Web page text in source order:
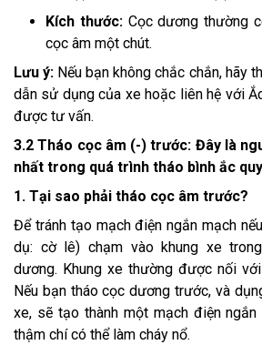
Kích thước:Cọc dương thường
cọc âm một chút.
Lưu ý: Nếu bạn không chắc chắn, hãy
dẫn sử dụng của xe hoặc liên hệ với
được tư vấn.
3.2 Tháo cọc âm (-) trước: Đây là
nhất trong quá trình tháo bình ắc
1. Tại sao phải tháo cọc âm trước?
Để tránh tạo mạch điện ngắn mạch
dụ: cờ lê) chạm vào khung xe
dương. Khung xe thường được nối
Nếu bạn tháo cọc dương trước, và
xe, sẽ tạo thành một mạch điện
thậm chí có thể làm cháy nổ.